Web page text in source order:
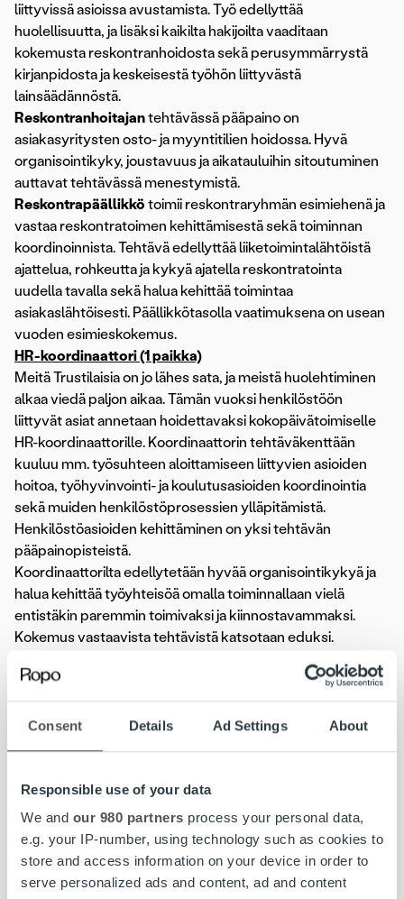
Consent Details Ad Settings About
Responsible use of your data
We and our 980 partners process your personal data,
e.g. your IP-number, using technology such as cookies to
store and access information on your device in order to
serve personalized ads and content, ad and content
liittyvissä asioissa avustamista. Työ edellyttää
huolellisuutta, ja lisäksi kaikilta hakijoilta vaaditaan
kokemusta reskontranhoidosta sekä perusymmärrystä
kirjanpidosta ja keskeisestä työhön liittyvästä
lainsäädännöstä.
Reskontranhoitajantehtävässä pääpaino on
asiakasyritysten osto- ja myyntitilien hoidossa. Hyvä
organisointikyky, joustavuus ja aikatauluihin sitoutuminen
auttavat tehtävässä menestymistä.
Reskontrapäällikkö toimii reskontraryhmän esimiehenä ja
vastaa reskontratoimen kehittämisestä sekä toiminnan
koordinoinnista. Tehtävä edellyttää liiketoimintalähtöistä
ajattelua, rohkeutta ja kykyä ajatella reskontratointa
uudella tavalla sekä halua kehittää toimintaa
asiakaslähtöisesti. Päällikkötasolla vaatimuksena on usean
vuoden esimieskokemus.
HR-koordinaattori (1 paikka)
Meitä Trustilaisia on jo lähes sata, ja meistä huolehtiminen
alkaa viedä paljon aikaa. Tämän vuoksi henkilöstöön
liittyvät asiat annetaan hoidettavaksi kokopäivätoimiselle
HR-koordinaattorille. Koordinaattorin tehtäväkenttään
kuuluu mm. työsuhteen aloittamiseen liittyvien asioiden
hoitoa, työhyvinvointi- ja koulutusasioiden koordinointia
sekä muiden henkilöstöprosessien ylläpitämistä.
Henkilöstöasioiden kehittäminen on yksi tehtävän
pääpainopisteistä.
Koordinaattorilta edellytetään hyvää organisointikykyä ja
halua kehittää työyhteisöä omalla toiminnallaan vielä
entistäkin paremmin toimivaksi ja kiinnostavammaksi.
Kokemus vastaavista tehtävistä katsotaan eduksi.
Yksi Trustin kilpailukyvyn perusteista on oma
ohjelmistotuotanto ja tästä vastaava koodaritiimi on
kasvanut jo reippaasti yli 10 hengen. Nytporukkaan
seuraavat osa-alueet: PHP, HTML, JavaScript, JQuery,
Ajax, XML, MySQL, Linux, Apache, Web Service.
IT:n tehtävät keskittyvät pitkälti konsernin sisäiseen
ohjelmisto- ja palvelukehitykseen, järjestelmien ylläpitoon
sekä asiakaskohtaisten räätälöintien tehtailuun.